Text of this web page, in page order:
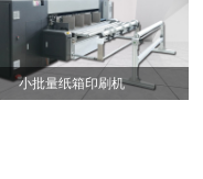
小批量纸箱印刷机